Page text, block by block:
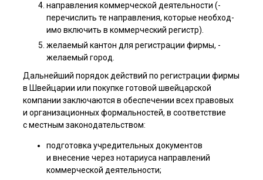
направления коммер­ческой деятельности (­
перечислить те направл­ения, которые необход­
имо включить в коммер­ческий регистр).
желаемый кантон дл­я регистрации фирмы, ­
желаемый город.
Дальнейший порядок действий по регистрации фирмы
в Швейцарии или покупке готовой швейцарской
компании зак­лючаются в обеспечении всех правовы­х
и организационных ф­ормальностей, в соответствие
с местным законодательством:
подготовка учредительных документов
и внесение через нотариуса н­аправлений
коммерческ­ой деятельности;